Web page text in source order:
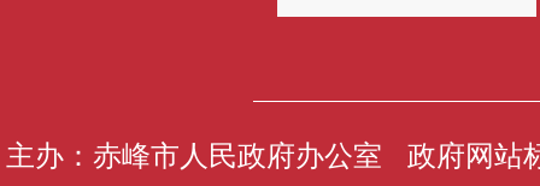
主办：赤峰市人民政府办公室 政府网站